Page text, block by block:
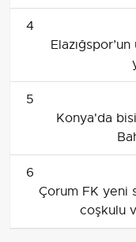
4
5
Konya'da
6
Çorum FK yeni
coşkulu